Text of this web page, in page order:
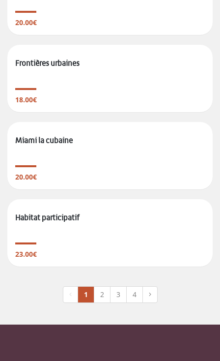
20.00€
Frontières urbaines
18.00€
Miami la cubaine
20.00€
Habitat participatif
23.00€
1 2 3 4